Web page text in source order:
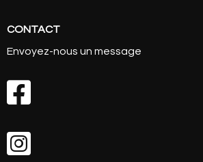
CONTACT
Envoyez-nous un message

